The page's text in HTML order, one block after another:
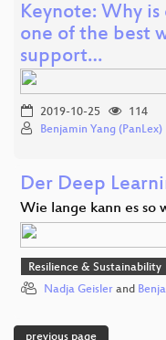
Keynote: Why
one of the best
support…
2019-10-25
114
Benjamin Yang (PanLex)
Der Deep
Wie lange kann es so
Resilience & Sustainability
Nadja Geisler and
previous page